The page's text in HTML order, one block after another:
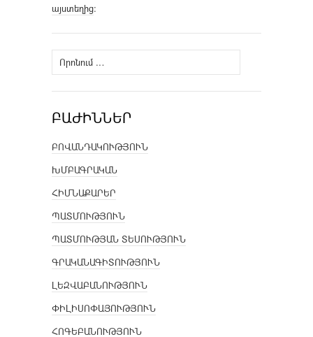
այստեղից։
Որոնել՝
ԲԱԺԻՆՆԵՐ
ԲՈՎԱՆԴԱԿՈՒԹՅՈՒՆ
ԽՄԲԱԳՐԱԿԱՆ
ՀԻՄՆԱՔԱՐԵՐ
ՊԱՏՄՈՒԹՅՈՒՆ
ՊԱՏՄՈՒԹՅԱՆ ՏԵՍՈՒԹՅՈՒՆ
ԳՐԱԿԱՆԱԳԻՏՈՒԹՅՈՒՆ
ԼԵԶՎԱԲԱՆՈՒԹՅՈՒՆ
ՓԻԼԻՍՈՓԱՅՈՒԹՅՈՒՆ
ՀՈԳԵԲԱՆՈՒԹՅՈՒՆ